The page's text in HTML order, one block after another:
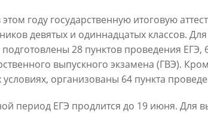
этом году государственную итоговую
девятых и одиннадцатых классов.
28 пунктов проведения ЕГЭ,
выпускного экзамена (ГВЭ).
организованы 64 пункта
период ЕГЭ продлится до 19 июня. Для
Официальный сайт Мэра